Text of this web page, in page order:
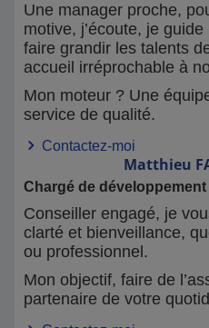
Une manager proche,
motive, j’écoute, je
faire grandir les talents
accueil irréprochable à
Mon moteur ? Une
service de qualité.
Contactez-moi
Matthieu
Chargé de développement
Conseiller engagé, je
clarté et bienveillance,
ou professionnel.
Mon objectif, faire de
partenaire de votre